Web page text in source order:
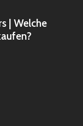
| Welche